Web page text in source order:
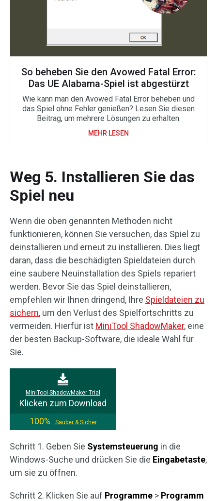
So beheben Sie den Avowed Fatal Error:
Das UE Alabama-Spiel ist abgestürzt
Wie kann man den Avowed Fatal Error beheben und
das Spiel ohne Fehler genießen? Lesen Sie diesen
Beitrag, um mehrere Lösungen zu erhalten.
MEHR LESEN
Weg 5. Installieren Sie das
Spiel neu
Wenn die oben genannten Methoden nicht
funktionieren, können Sie versuchen, das Spiel zu
deinstallieren und erneut zu installieren. Dies liegt
daran, dass die beschädigten Spieldateien durch
eine saubere Neuinstallation des Spiels repariert
werden. Bevor Sie das Spiel deinstallieren,
empfehlen wir Ihnen dringend, Ihre Spieldateien zu
sichern, um den Verlust des Spielfortschritts zu
vermeiden. Hierfür ist MiniTool ShadowMaker, eine
der besten Backup-Software, die ideale Wahl für
Sie.
MiniTool ShadowMaker Trial
Klicken zum Download
100%
Sauber & Sicher
Schritt 1. Geben Sie Systemsteuerung in die
Windows-Suche und drücken Sie die Eingabetaste,
um sie zu öffnen.
Schritt 2. Klicken Sie auf Programme > Programm